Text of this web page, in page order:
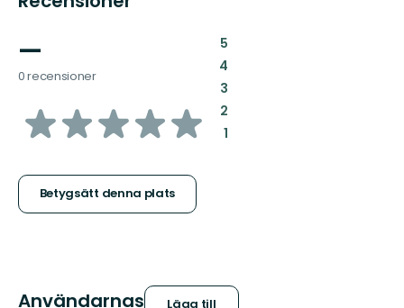
—
0 recensioner
av
stjärnor
Betygsätt denna plats
5:
4:
3:
2:
1:
Användarnas
Lägg till